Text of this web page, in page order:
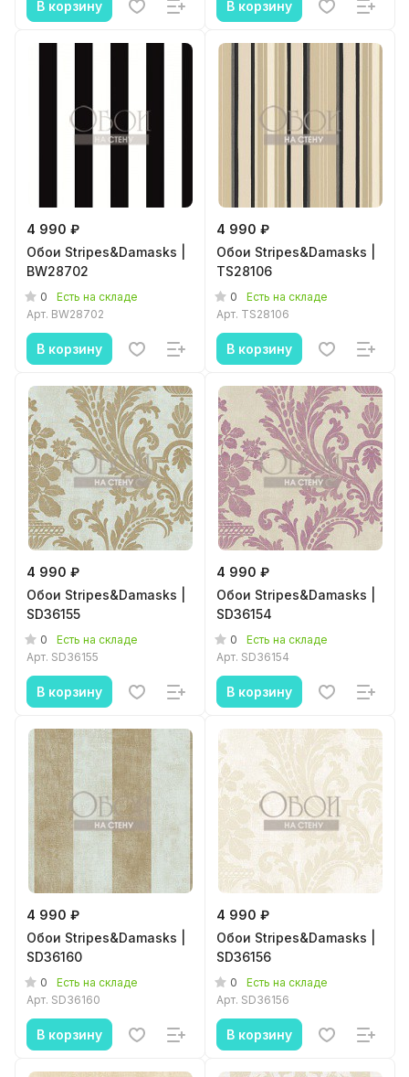
В корзину В корзину
4 990 ₽
Обои Stripes&Damasks |
BW28702
0
Есть на складе
Арт. BW28702
В корзину
4 990 ₽
Обои Stripes&Damasks |
TS28106
0
Есть на складе
Арт. TS28106
В корзину
4 990 ₽
Обои Stripes&Damasks |
SD36155
0
Есть на складе
Арт. SD36155
В корзину
4 990 ₽
Обои Stripes&Damasks |
SD36154
0
Есть на складе
Арт. SD36154
В корзину
4 990 ₽
Обои Stripes&Damasks |
SD36160
0
Есть на складе
Арт. SD36160
В корзину
4 990 ₽
Обои Stripes&Damasks |
SD36156
0
Есть на складе
Арт. SD36156
В корзину